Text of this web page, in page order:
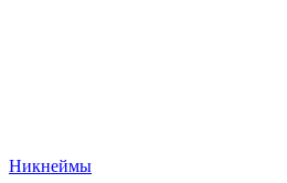
Никнеймы